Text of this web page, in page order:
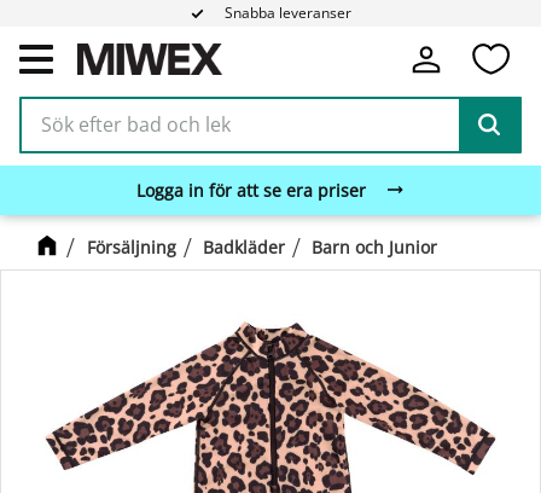
Meny
Snabba leveranser
Logga in för att se era priser
Försäljning Badkläder Barn och Junior